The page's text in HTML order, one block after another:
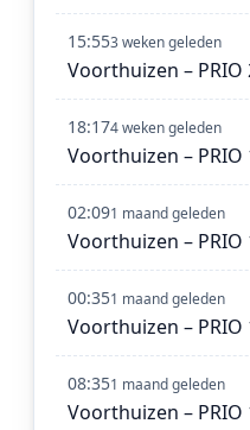
15:553 weken geleden
Voorthuizen –
18:174 weken geleden
Voorthuizen –
02:091 maand geleden
Voorthuizen – PRIO
00:351 maand geleden
Voorthuizen –
08:351 maand geleden
Voorthuizen –